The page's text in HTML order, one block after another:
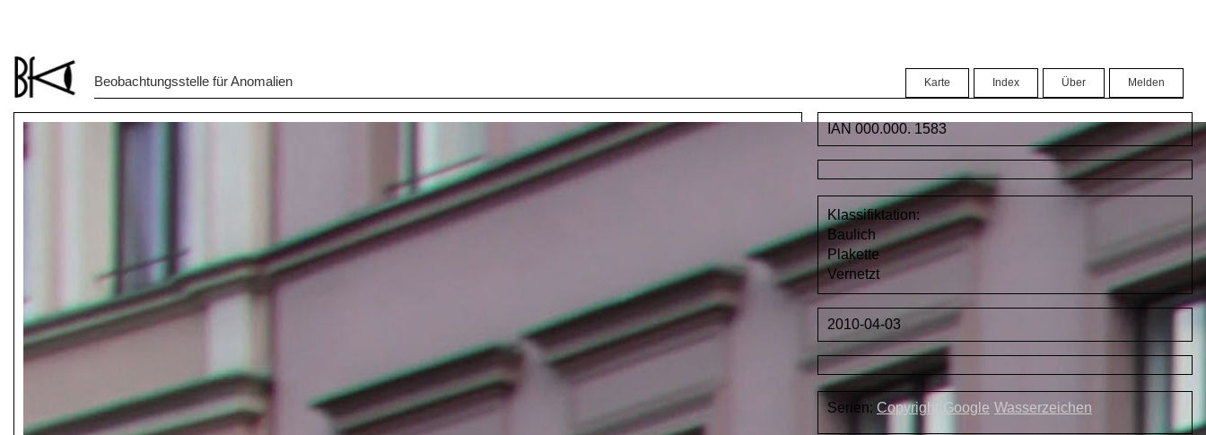
Beobachtungsstelle für Anomalien Karte Index Über Melden
IAN 000.000. 1583
Klassifiktation:
Baulich
Plakette
Vernetzt
2010-04-03
Serien: Copyright Google Wasserzeichen